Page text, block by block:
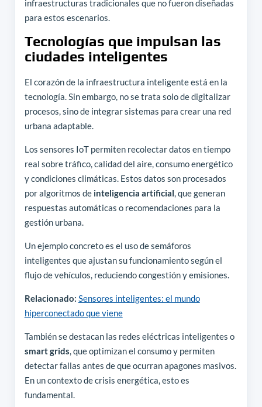
infraestructuras tradicionales que no fueron diseñadas
para estos escenarios.
Tecnologías que impulsan las
ciudades inteligentes
El corazón de la infraestructura inteligente está en la
tecnología. Sin embargo, no se trata solo de digitalizar
procesos, sino de integrar sistemas para crear una red
urbana adaptable.
Los sensores IoT permiten recolectar datos en tiempo
real sobre tráfico, calidad del aire, consumo energético
y condiciones climáticas. Estos datos son procesados
por algoritmos de inteligencia artificial, que generan
respuestas automáticas o recomendaciones para la
gestión urbana.
Un ejemplo concreto es el uso de semáforos
inteligentes que ajustan su funcionamiento según el
flujo de vehículos, reduciendo congestión y emisiones.
Relacionado: Sensores inteligentes: el mundo
hiperconectado que viene
También se destacan las redes eléctricas inteligentes o
smart grids, que optimizan el consumo y permiten
detectar fallas antes de que ocurran apagones masivos.
En un contexto de crisis energética, esto es
fundamental.